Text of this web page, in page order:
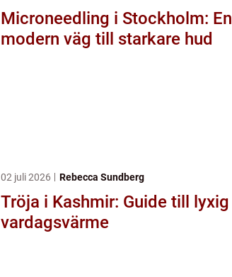
Microneedling i Stockholm: En
modern väg till starkare hud
02 juli 2026 Rebecca Sundberg
Tröja i Kashmir: Guide till lyxig
vardagsvärme